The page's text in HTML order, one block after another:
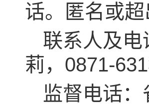
话。匿名或
联系人及
莉，0871-
监督电话